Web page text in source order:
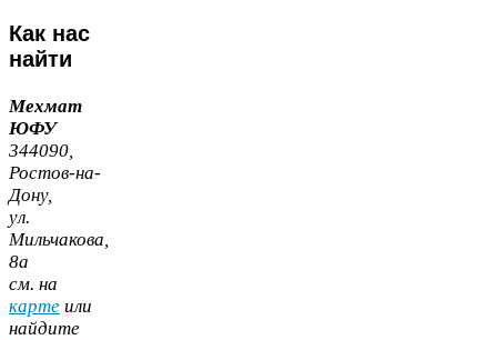
Как нас
найти
Мехмат
ЮФУ
344090
Ростов-​на-​
Дону,
ул.
Мильчакова,
8а
cм. на
карте или
найдите